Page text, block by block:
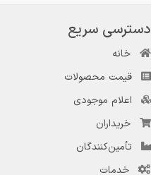
دسترسی سریع
خانه
قیمت محصولات
اعلام موجودی
خریداران
تأمین‌کنندگان
خدمات